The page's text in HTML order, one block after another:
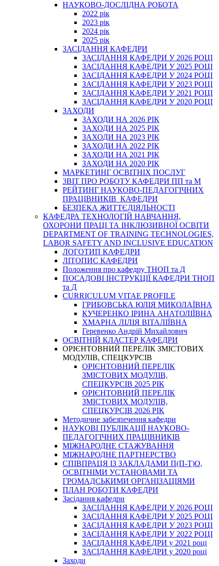
НАУКОВО-ДОСЛІДНА РОБОТА
2022 рік
2023 рік
2024 рік
2025 рік
ЗАСІДАННЯ КАФЕДРИ
ЗАСІДАННЯ КАФЕДРИ У 2026 РОЦІ
ЗАСІДАННЯ КАФЕДРИ У 2025 РОЦІ
ЗАСІДАННЯ КАФЕДРИ У 2024 РОЦІ
ЗАСІДАННЯ КАФЕДРИ У 2023 РОЦІ
ЗАСІДАННЯ КАФЕДРИ У 2021 РОЦІ
ЗАСІДАННЯ КАФЕДРИ У 2020 РОЦІ
ЗАХОДИ
ЗАХОДИ НА 2026 РІК
ЗАХОДИ НА 2025 РІК
ЗАХОДИ НА 2023 РІК
ЗАХОДИ НА 2022 РІК
ЗАХОДИ НА 2021 РІК
ЗАХОДИ НА 2020 РІК
МАРКЕТИНГ ОСВІТНІХ ПОСЛУГ
3BIT ПРО РОБОТУ КАФЕДРИ ПП та М
РЕЙТИНГ НАУКОВО-ПЕДАГОГІЧНИХ
ПРАЦІВНИКІВ КАФЕДРИ
БЕЗПЕКА ЖИТТЄДІЯЛЬНОСТІ
КАФЕДРА ТЕХНОЛОГІЙ НАВЧАННЯ,
ОХОРОНИ ПРАЦІ ТА ІНКЛЮЗИВНОЇ ОСВІТИ
DEPARTMENT OF TRAINING TECHNOLOGIES,
LABOR SAFETY AND INCLUSIVE EDUCATION
ЛОГОТИП КАФЕДРИ
ЛІТОПИС КАФЕДРИ
Положення про кафедру ТНОП та Д
ПОСАДОВІ ІНСТРУКЦІЇ КАФЕДРИ ТНОП
та Д
CURRICULUM VITAE PROFILE
ГРИБОВСЬКА ЮЛІЯ МИКОЛАЇВНА
КУЧЕРЕНКО ІРИНА АНАТОЛІЇВНА
ХМАРНА ЛІЛІЯ ВІТАЛІЇВНА
Геревенко Андрій Михайлович
ОСВІТНІЙ КЛАСТЕР КАФЕДРИ
ОРІЄНТОВНИЙ ПЕРЕЛІК ЗМІСТОВИХ
МОДУЛІВ, СПЕЦКУРСІВ
ОРІЄНТОВНИЙ ПЕРЕЛІК
ЗМІСТОВИХ МОДУЛІВ,
СПЕЦКУРСІВ 2025 РІК
ОРІЄНТОВНИЙ ПЕРЕЛІК
ЗМІСТОВИХ МОДУЛІВ,
СПЕЦКУРСІВ 2026 РІК
Методичне забезпечення кафедри
НАУКОВІ ПУБЛІКАЦІЇ НАУКОВО-
ПЕДАГОГІЧНИХ ПРАЦІВНИКІВ
МІЖНАРОДНЕ СТАЖУВАННЯ
МІЖНАРОДНЕ ПАРТНЕРСТВО
СПІВПРАЦЯ ІЗ ЗАКЛАДАМИ П(П-Т)О,
ОСВІТНІМИ УСТАНОВАМИ ТА
ГРОМАДСЬКИМИ ОРГАНІЗАЦІЯМИ
ПЛАН РОБОТИ КАФЕДРИ
Засідання кафедри
ЗАСІДАННЯ КАФЕДРИ У 2026 РОЦІ
ЗАСІДАННЯ КАФЕДРИ У 2025 РОЦІ
ЗАСІДАННЯ КАФЕДРИ У 2023 РОЦІ
ЗАСІДАННЯ КАФЕДРИ У 2022 РОЦІ
ЗАСІДАННЯ КАФЕДРИ у 2021 році
ЗАСІДАННЯ КАФЕДРИ у 2020 році
Заходи